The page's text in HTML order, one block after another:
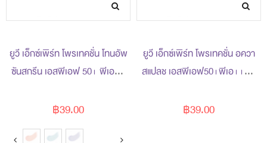
ยูวี เอ็กซ์เพิร์ท โพรเทคชั่น โทนอัพ
ซันสกรีน เอสพีเอฟ 50+ พีเอ++
฿39.00
ยูวี เอ็กซ์เพิร์ท โพรเทคชั่น อควา
สแปลช เอสพีเอฟ50+พีเอ+++ -
฿39.00